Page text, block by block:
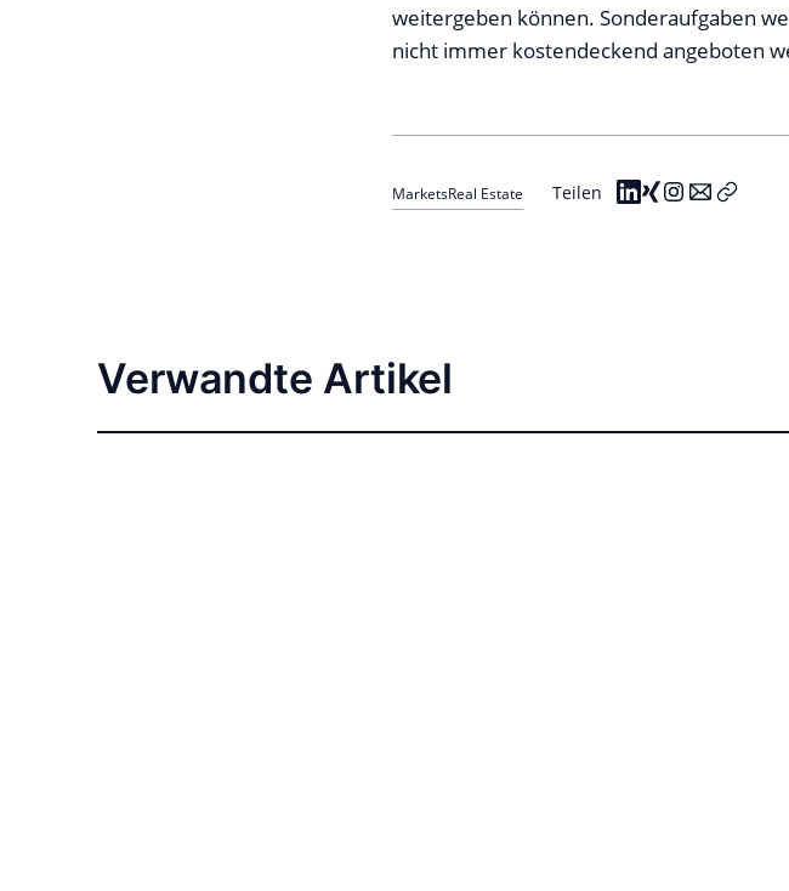
weitergeben können. Sonderaufgaben
nicht immer kostendeckend angeboten
MarketsReal Estate Teilen
Verwandte Artikel